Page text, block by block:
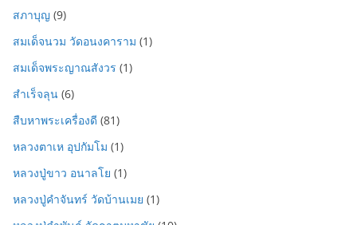
สภาบุญ (9)
สมเด็จนวม วัดอนงคาราม (1)
สมเด็จพระญาณสังวร (1)
สำเร็จลุน (6)
สืบหาพระเครื่องดี (81)
หลวงตาเห อุปกัมโม (1)
หลวงปู่ขาว อนาลโย (1)
หลวงปู่คำจันทร์ วัดบ้านเมย (1)